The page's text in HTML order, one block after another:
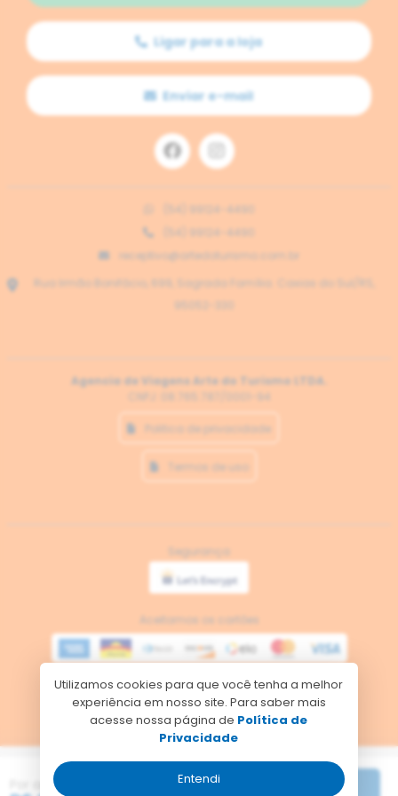
importante nas informações de cada ponto turístico de Ana
Rech. E quem não irá se surpreender em encontrar uma mini
cidade de rolhas e um Castelo estilo medieval?
Ana Rech também é conhecida como
a "Vila dos Presépios". A Arte do Turismo programa no mês de
dezembro a inclusão com tour guiado pelos vários presépios
Opcional durante o passeio:
temático onde podemos ver o cultivo dos morangos em hidroponia e
um cardápio recheado para um bom final do dia.
VALOR TOTAL DO PASSEIO
Por apenas
Ligar para a loja
Enviar e-mail
(54) 99124-4490
(54) 99124-4490
receptivo@artedoturismo.com.br
Rua Irmão Bonifácio, 699, Sagrada Família. Caxias do Sul/RS,
Agencia de Viagens Arte do Turismo LTDA.
CNPJ: 08.765.787/0001-94
Politica de privacidade
Termos de uso
Segurança
Aceitamos os cartões
Meios de pagamento
Tecnologia
Utilizamos cookies para que você tenha a melhor
experiência em nosso site. Para saber mais
acesse nossa página de Política de
Privacidade
Entendi